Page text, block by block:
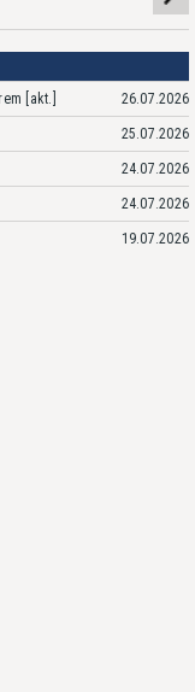
[akt.] 26.07.2026
25.07.2026
24.07.2026
24.07.2026
19.07.2026